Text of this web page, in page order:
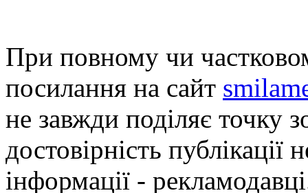
При повному чи
посилання на сайт
не завжди поділяє точку
достовірність публікації
інформації -